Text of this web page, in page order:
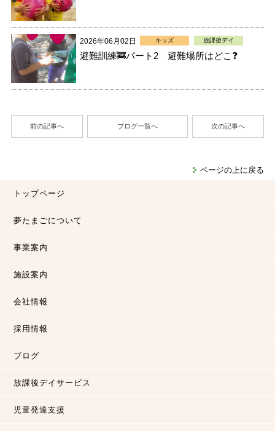
2026年06月02日 キッズ 放課後デイ
避難訓練🚒パート2 避難場所はどこ❓
前の記事へ ブログ一覧へ 次の記事へ
ページの上に戻る
トップページ
夢たまごについて
事業案内
施設案内
会社情報
採用情報
ブログ
放課後デイサービス
児童発達支援